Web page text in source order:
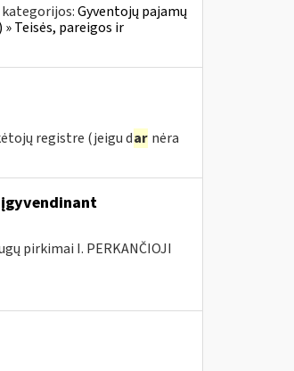
Gyventojų pajamų
Teisės, pareigos ir
registre (jeigu dar nėra
pirkimai I. PERKANČIOJI